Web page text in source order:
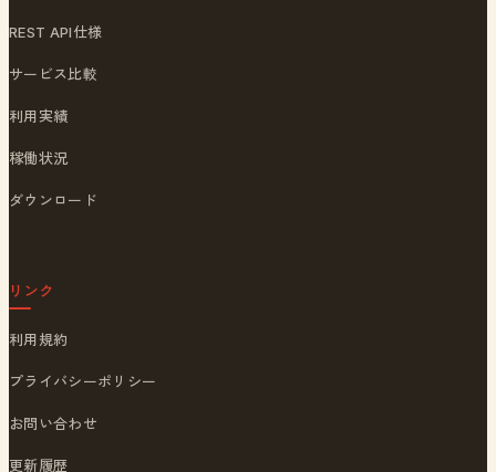
REST API仕様
サービス比較
利用実績
稼働状況
ダウンロード
リンク
利用規約
プライバシーポリシー
お問い合わせ
更新履歴